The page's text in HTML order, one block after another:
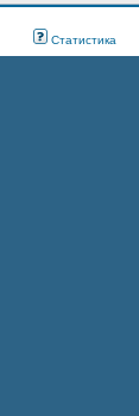
Статистика